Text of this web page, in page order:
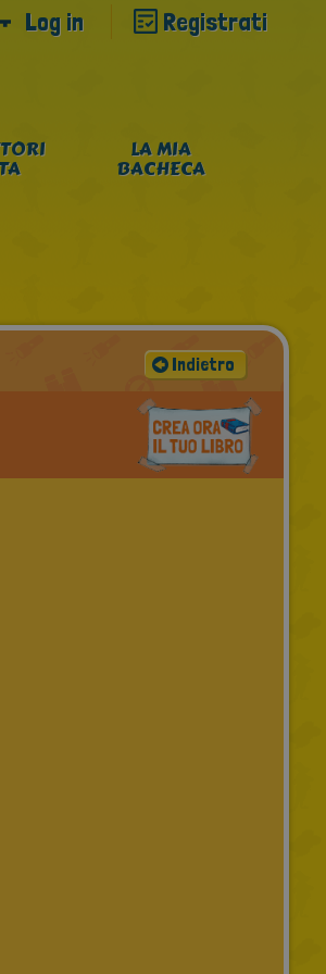
Log in Registrati
LA MIA
BACHECA
Indietro